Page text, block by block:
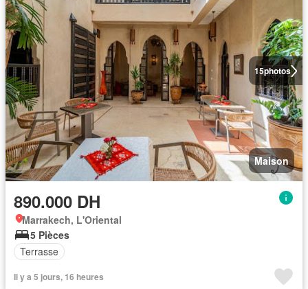
15photos
Maison
890.000 DH
Marrakech, L'Oriental
5 Pièces
Terrasse
Il y a 5 jours, 16 heures